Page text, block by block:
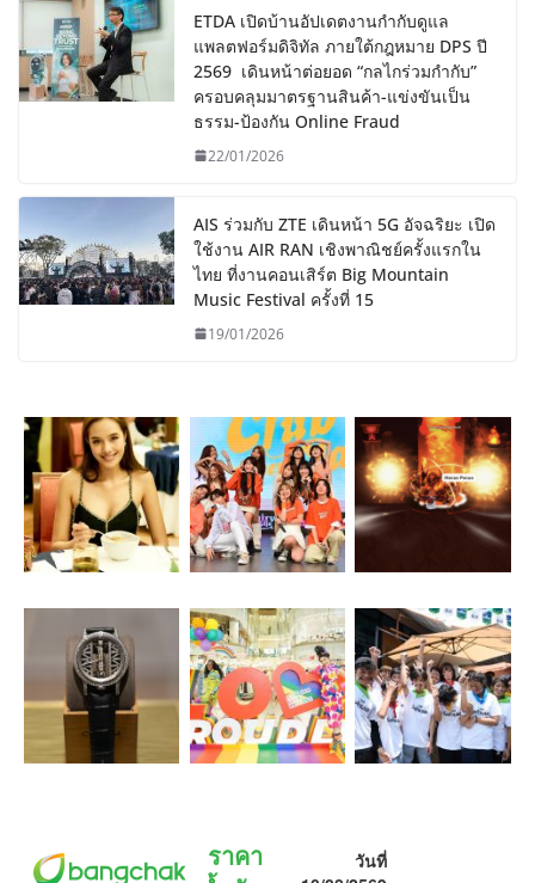
ETDA เปิดบ้านอัปเดตงานกำกับดูแล
แพลตฟอร์มดิจิทัล ภายใต้กฎหมาย DPS ปี
2569 เดินหน้าต่อยอด “กลไกร่วมกำกับ”
ครอบคลุมมาตรฐานสินค้า-แข่งขันเป็น
ธรรม-ป้องกัน Online Fraud
22/01/2026
AIS ร่วมกับ ZTE เดินหน้า 5G อัจฉริยะ เปิด
ใช้งาน AIR RAN เชิงพาณิชย์ครั้งแรกใน
ไทย ที่งานคอนเสิร์ต Big Mountain
Music Festival ครั้งที่ 15
19/01/2026